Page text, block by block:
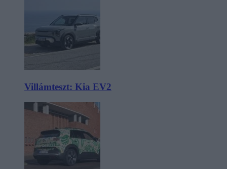
Villámteszt: Kia EV2